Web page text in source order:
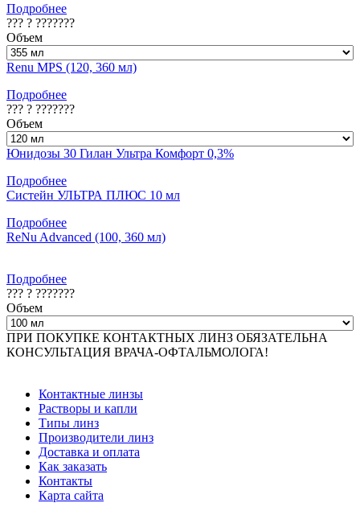
Подробнее
??? ? ???????
Объем
Renu MPS (120, 360 мл)
Подробнее
??? ? ???????
Объем
Юнидозы 30 Гилан Ультра Комфорт 0,3%
Подробнее
Систейн УЛЬТРА ПЛЮС 10 мл
Подробнее
ReNu Advanced (100, 360 мл)
Подробнее
??? ? ???????
Объем
ПРИ ПОКУПКЕ КОНТАКТНЫХ ЛИНЗ ОБЯЗАТЕЛЬНА
КОНСУЛЬТАЦИЯ ВРАЧА-ОФТАЛЬМОЛОГА!
Контактные линзы
Растворы и капли
Типы линз
Производители линз
Доставка и оплата
Как заказать
Контакты
Карта сайта